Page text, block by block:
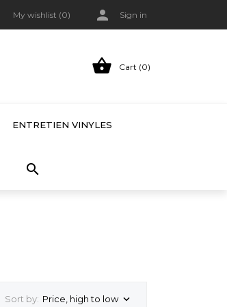
My wishlist (0)  Sign in
 Cart (0)
ENTRETIEN VINYLES

Sort by: Price, high to low 